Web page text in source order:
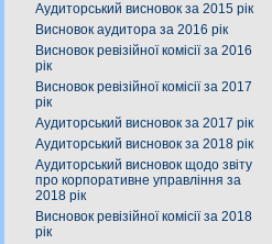
Аудиторський висновок за 2015 рік
Висновок аудитора за 2016 рік
Висновок ревізійної комісії за 2016
рік
Висновок ревізійної комісії за 2017
рік
Аудиторський висновок за 2017 рік
Аудиторський висновок за 2018 рік
Аудиторський висновок щодо звіту
про корпоративне управління за
2018 рік
Висновок ревізійної комісії за 2018
рік